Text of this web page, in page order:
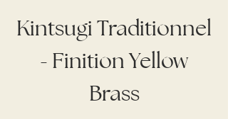
Kintsugi Traditionnel
- Finition Yellow
Brass